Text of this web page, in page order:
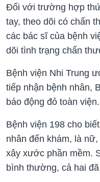
Đối với trường hợp
tay, theo dõi có chấn
các bác sĩ của bệnh
dõi tình trạng chấn
Bệnh viện Nhi Trung
tiếp nhận bệnh nhân,
báo động đỏ toàn viện.
Bệnh viện 198 cho
nhân đến khám, là
xây xước phần mềm.
bình thường, cả hai